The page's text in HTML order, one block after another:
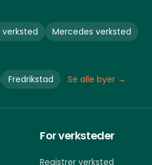
verksted Mercedes verksted
Fredrikstad Se alle byer →
For verksteder
Registrer verksted